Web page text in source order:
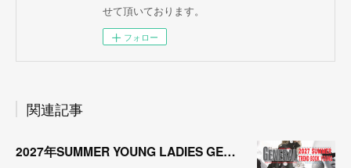
せて頂いております。
フォロー
関連記事
2027年SUMMER YOUNG LADIES GENERAL TREND